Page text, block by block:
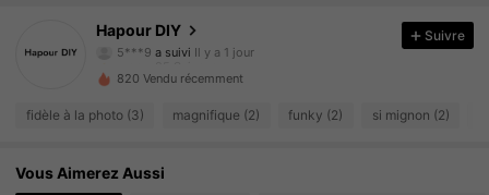
Hapour DIY
5***9 a suivi
4.69
25 Suiveurs
4.69 25 Suiveurs
Suivre
820 Vendu récemment
fidèle à la photo (3) magnifique (2) funky (2) si mignon (2)
Vous Aimerez Aussi